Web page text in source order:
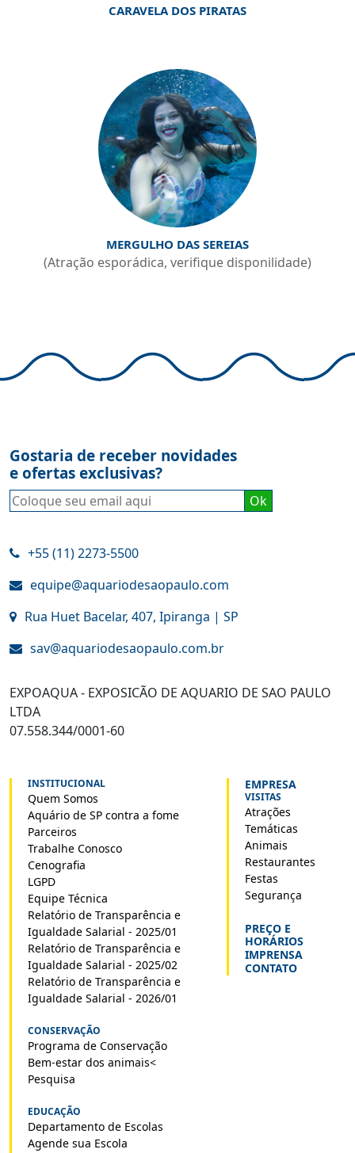
CARAVELA DOS PIRATAS
MERGULHO DAS SEREIAS
(Atração esporádica, verifique disponilidade)
Gostaria de receber novidades
e ofertas exclusivas?
+55 (11) 2273-5500
equipe@aquariodesaopaulo.com
Rua Huet Bacelar, 407, Ipiranga | SP
sav@aquariodesaopaulo.com.br
EXPOAQUA - EXPOSICÃO DE AQUARIO DE SAO PAULO
LTDA
07.558.344/0001-60
INSTITUCIONAL
Quem Somos
Aquário de SP contra a fome
Parceiros
Trabalhe Conosco
Cenografia
LGPD
Equipe Técnica
Relatório de Transparência e
Igualdade Salarial - 2025/01
Relatório de Transparência e
Igualdade Salarial - 2025/02
Relatório de Transparência e
Igualdade Salarial - 2026/01
CONSERVAÇÃO
Programa de Conservação
Bem-estar dos animais<
Pesquisa
EDUCAÇÃO
Departamento de Escolas
Agende sua Escola
EMPRESA
VISITAS
Atrações
Temáticas
Animais
Restaurantes
Festas
Segurança
PREÇO E
HORÁRIOS
IMPRENSA
CONTATO